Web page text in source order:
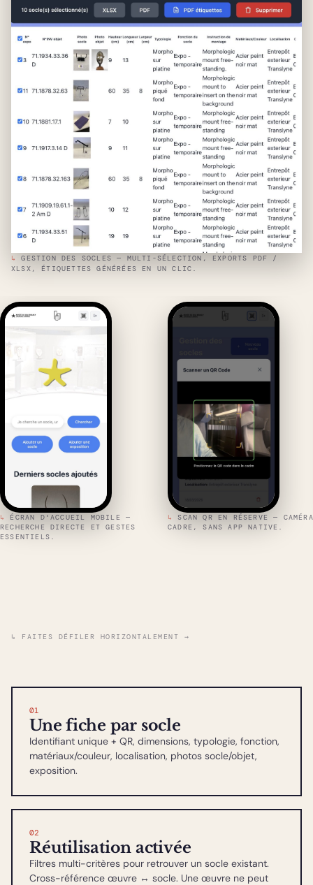
↳GESTION DES SOCLES — MULTI-SÉLECTION, EXPORTS PDF /
XLSX, ÉTIQUETTES GÉNÉRÉES EN UN CLIC.
↳ ÉCRAN D'ACCUEIL MOBILE —
RECHERCHE DIRECTE ET GESTES
ESSENTIELS.
↳SCAN QR EN RÉSERVE —
CADRE, SANS APP NATIVE.
↳ FAITES DÉFILER HORIZONTALEMENT →
01
Une fiche par socle
Identifiant unique + QR, dimensions, typologie, fonction,
matériaux/couleur, localisation, photos socle/objet,
exposition.
02
Réutilisation activée
Filtres multi-critères pour retrouver un socle existant.
Cross-référence œuvre ↔ socle. Une œuvre ne peut